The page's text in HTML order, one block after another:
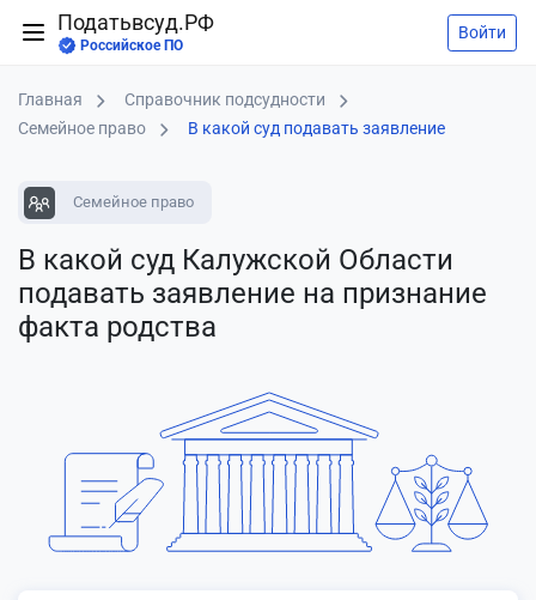
Податьвсуд.РФ
Российское ПО
Войти
Главная
Справочник подсудности
Семейное право
В какой суд подавать заявление
Семейное право
В какой суд Калужской Области
подавать заявление на признание
факта родства